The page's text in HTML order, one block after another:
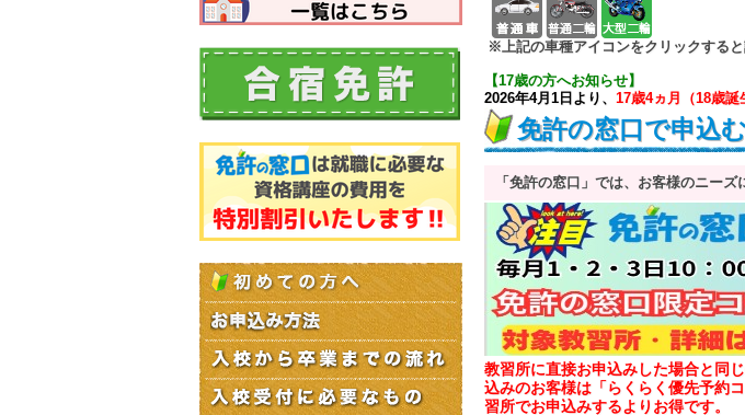
※上記の車種アイコンをクリックする
【17歳の方へお知らせ】
2026年4月1日より、 17歳4ヵ月（18歳誕
免許の窓口で申込
「免許の窓口」では、お客様のニー
教習所に直接お申込みした場合と同
込みのお客様は「らくらく優先予約
習所でお申込みするよりお得です。